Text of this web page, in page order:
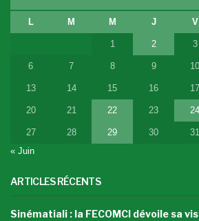
L M M J V
1 2 3
6 7 8 9 10
13 14 15 16 17
20 21 22 23 24
27 28 29 30
31
« Juin
ARTICLES RÉCENTS
Sinématiali : la FECOMCI dévoile sa